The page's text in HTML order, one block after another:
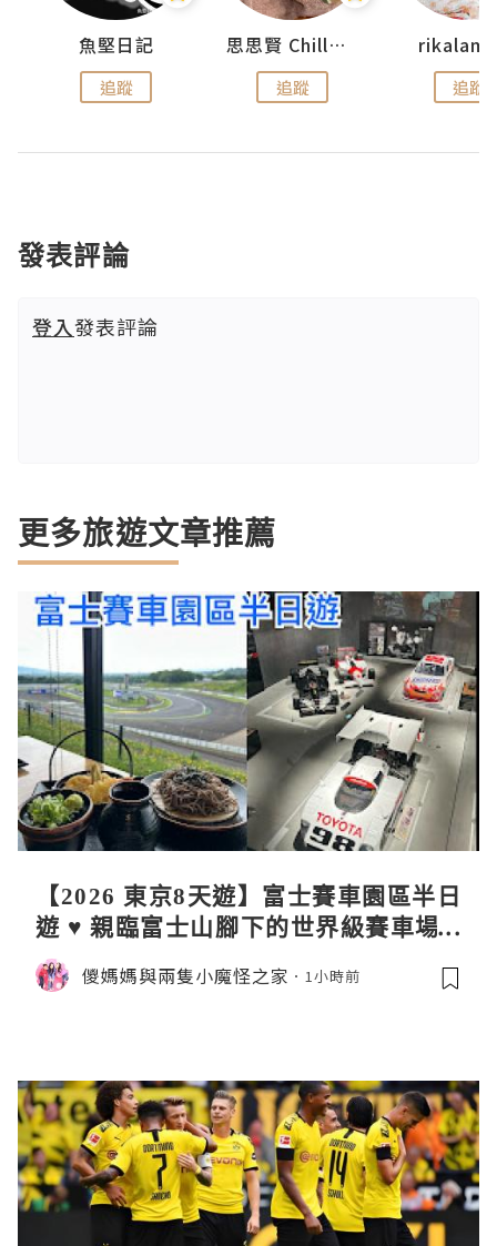
魚堅日記
追蹤
思思賢 ChillMyBabe
追蹤 追蹤
發表評論
登入發表評論
更多旅遊文章推薦
【2026 東京8天遊】富士賽車園區半日
遊 ♥ 親臨富士山腳下的世界級賽車場 F
uji SpeedWay。參觀富士賽車博物
館。到觀景餐廳邊觀賞賽車邊嘆午餐
儍媽媽與兩隻小魔怪之家 1小時前